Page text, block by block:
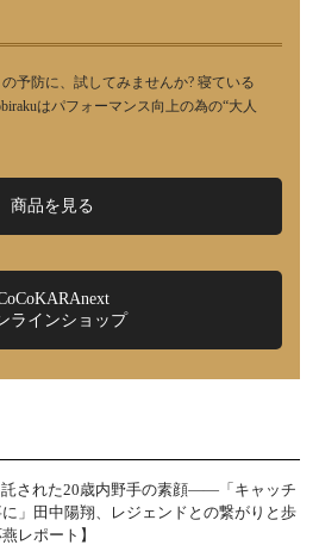
予防に、試してみませんか? 寝ている
はパフォーマンス向上の為の“大人
商品を見る
ラインショップ
託された20歳内野手の素顔――「キャッチ
」田中陽翔、レジェンドとの繋がりと歩
レポート】